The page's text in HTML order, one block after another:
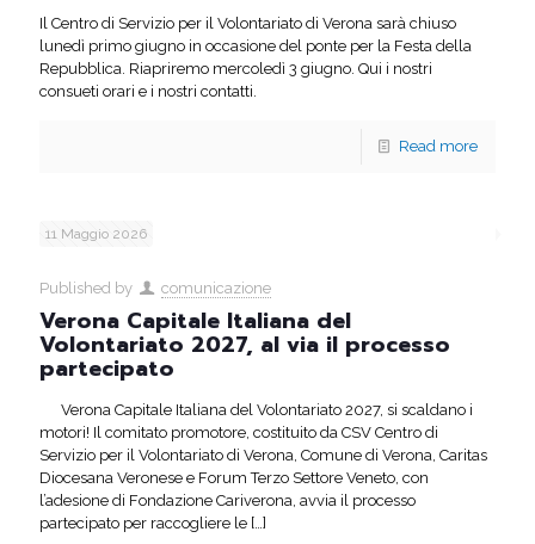
Il Centro di Servizio per il Volontariato di Verona sarà chiuso
lunedì primo giugno in occasione del ponte per la Festa della
Repubblica. Riapriremo mercoledì 3 giugno. Qui i nostri
consueti orari e i nostri contatti.
Read more
11 Maggio 2026
Published by comunicazione
Verona Capitale Italiana del
Volontariato 2027, al via il processo
partecipato
Verona Capitale Italiana del Volontariato 2027, si scaldano i
motori! Il comitato promotore, costituito da CSV Centro di
Servizio per il Volontariato di Verona, Comune di Verona, Caritas
Diocesana Veronese e Forum Terzo Settore Veneto, con
l’adesione di Fondazione Cariverona, avvia il processo
partecipato per raccogliere le […]